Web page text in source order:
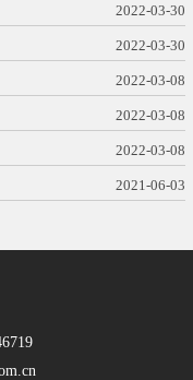
2022-03-30
2022-03-30
2022-03-08
2022-03-08
2022-03-08
2021-06-03